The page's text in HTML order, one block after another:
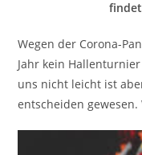
Wegen der Corona-
Jahr kein
uns nicht leicht ist
entscheiden gewesen.